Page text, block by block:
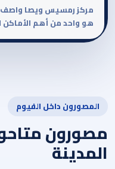
مركز رمسيس ويصا واصف
هو واحد من أهم الأماكن
المصورون داخل الفيوم
مصورون
المدينة